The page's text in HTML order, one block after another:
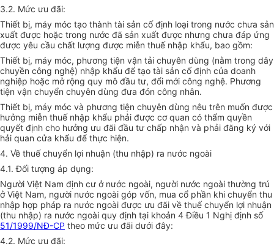
3.2. Mức ưu đãi:
Thiết bị, máy móc tạo thành tài sản cố định loại trong nước chưa sản
xuất được hoặc trong nước đã sản xuất được nhưng chưa đáp ứng
được yêu cầu chất lượng được miễn thuế nhập khẩu, bao gồm:
Thiết bị, máy móc, phương tiện vận tải chuyên dùng (nằm trong dây
chuyền công nghệ) nhập khẩu để tạo tài sản cố định của doanh
nghiệp hoặc mở rộng quy mô đầu tư, đổi mới công nghệ. Phương
tiện vận chuyển chuyên dùng đưa đón công nhân.
Thiết bị, máy móc và phương tiện chuyên dùng nêu trên muốn được
hưởng miễn thuế nhập khẩu phải được cơ quan có thẩm quyền
quyết định cho hưởng ưu đãi đầu tư chấp nhận và phải đăng ký với
hải quan cửa khẩu để thực hiện.
4. Về thuế chuyển lợi nhuận (thu nhập) ra nước ngoài
4.1. Đối tượng áp dụng:
Người Việt Nam định cư ở nước ngoài, người nước ngoài thường trú
ở Việt Nam, người nước ngoài góp vốn, mua cổ phần khi chuyển thu
nhập hợp pháp ra nước ngoài được ưu đãi về thuế chuyển lợi nhuận
(thu nhập) ra nước ngoài quy định tại khoản 4 Điều 1 Nghị định số
51/1999/NĐ-CP theo mức ưu đãi dưới đây:
4.2. Mức ưu đãi: